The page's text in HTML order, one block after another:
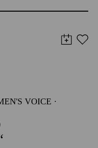
VOICE ·